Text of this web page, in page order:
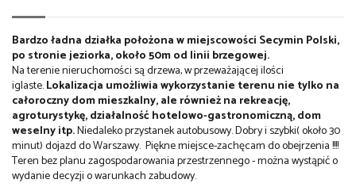
Bardzo ładna działka położona w miejscowości Secymin Polski,
po stronie jeziorka, około 50m od linii brzegowej.
Na terenie nieruchomości są drzewa, w przeważającej ilości
iglaste.Lokalizacja umożliwia wykorzystanie terenu nie tylko na
całoroczny dom mieszkalny, ale również na rekreację,
agroturystykę, działalność hotelowo-gastronomiczną, dom
weselny itp.Niedaleko przystanek autobusowy. Dobry i szybki( około 30
minut) dojazd do Warszawy. Piękne miejsce-zachęcam do obejrzenia !!!!
Teren bez planu zagospodarowania przestrzennego - można wystąpić o
wydanie decyzji o warunkach zabudowy.